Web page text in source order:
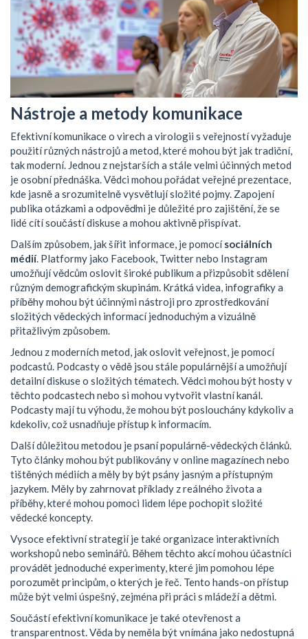
Nástroje a metody komunikace
Efektivní komunikace o virech a virologii s veřejností vyžaduje
použití různých nástrojů a metod, které mohou být jak tradiční,
tak moderní. Jednou z nejstarších a stále velmi účinných metod
je osobní přednáška. Vědci mohou pořádat veřejné prezentace,
kde jasně a srozumitelně vysvětlují složité pojmy. Zapojení
publika otázkami a odpověďmi je důležité pro zajištění, že se
lidé cítí součástí diskuse a mohou aktivně přispívat.
Dalším způsobem, jak šířit informace, je pomocísociálních
médií. Platformy jako Facebook, Twitter nebo Instagram
umožňují vědcům oslovit široké publikum a přizpůsobit sdělení
různým demografickým skupinám. Krátká videa, infografiky a
příběhy mohou být účinnými nástroji pro zprostředkování
složitých vědeckých informací jednoduchým a vizuálně
přitažlivým způsobem.
Jednou z moderních metod, jak oslovit veřejnost, je pomocí
podcastů. Podcasty o vědě jsou stále populárnější a umožňují
detailní diskuse o složitých tématech. Vědci mohou být hosty v
těchto podcastech nebo si mohou vytvořit vlastní kanál.
Podcasty mají tu výhodu, že mohou být poslouchány kdykoliv a
kdekoliv, což usnadňuje přístup k informacím.
Další důležitou metodou je psaní populárně-vědeckých článků.
Tyto články mohou být publikovány v online magazínech nebo
tištěných médiích a měly by být psány jasným a přístupným
jazykem. Měly by zahrnovat příklady z reálného života a
příběhy, které mohou pomoci lidem lépe pochopit složité
vědecké koncepty.
Vysoce efektivní strategií je také organizace interaktivních
workshopů nebo seminářů. Během těchto akcí mohou účastníci
provádět jednoduché experimenty, které jim pomohou lépe
porozumět principům, o kterých je řeč. Tento hands-on přístup
může být velmi úspešný, zejména při práci s mládeží a dětmi.
Součástí efektivní komunikace je také otevřenost a
transparentnost. Věda by neměla být vnímána jako nedostupná